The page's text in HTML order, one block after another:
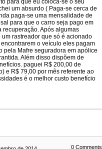
para que eu coloca-se o seu
um absurdo ( Paga-se cerca de
paga-se uma mensalidade de
para que o carro seja pago em
recuperação. Após algumas
rastreador que só é acionado
o veículo eles pagam
pela Mafre seguradora em apólice
Além disso dispõem de
paguei R$ 200,00 de
e R$ 79,00 por mês referente ao
é o melhor custo benefício
0 Comments